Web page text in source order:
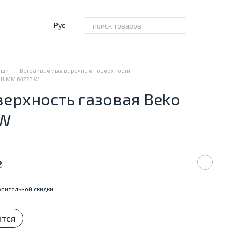
Рус
Встраиваемые варочные поверхности
64223 W
газовая Beko
скидки